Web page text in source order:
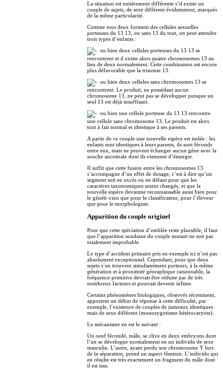
La situation est entièrement différente s’il existe un
couple de sujets, de sexe différent évidemment, marqués
de la même particularité.
Comme tous deux forment des cellules sexuelles
porteuses du 13 13, ou sans 13 du tout, on peut attendre
trois types d’enfants :
ou bien deux cellules porteuses du 13 13 se
rencontrent et il existe alors quatre chromosomes 13 au
lieu de deux normalement. Cette combinaison est encore
plus défavorable que la trisomie 13.
ou bien deux cellules sans chromosomes 13 se
rencontrent. Le produit, ne possédant aucun
chromosome 13, ne peut pas se développer puisque un
seul 13 est déjà insuffisant.
ou bien une cellule porteuse du 13 13 rencontre
une cellule sans chromosome 13. Le produit est alors
tout à fait normal et identique à ses parents.
A partir de ce couple une nouvelle espèce est isolée : les
enfants sont identiques à leurs parents, ils sont féconds
entre eux, mais ne peuvent échanger aucun gène avec la
souche ancestrale dont ils viennent d’émerger.
Il suffit que cette fusion entre les chromosomes 13
s’accompagne d’un effet de dosage, c’est à dire qu’un
segment soit en excès ou en défaut pour que les
caractères taxonomiques soient changés, et que la
nouvelle espèce devienne reconnaissable aussi bien pour
le généti¬cien que pour le classificateur, pour l’éleveur
que pour le morphologiste.
Apparition du couple originel
Pour que cette spéciation d’emblée reste plausible, il faut
que l’apparition soudaine du couple mutant ne soit pas
totalement improbable.
Le type d’accident primaire pris en exemple ici n’est pas
absolument exceptionnel. Cependant, pour que deux
sujets s’en trouvent simultanément porteurs, à la même
génération et à proximité géoraphique raisonnable, la
fréquence primitive devrait être réduite par de très
nombreux facteurs et pourrait devenir infime.
Certains phénomènes biologiques, observés récemment,
apportent un début de réponse à cette difficulté, par
exemple, l’existence de couples de jumeaux identiques
mais de sexe différent (monozygotisme hétérocaryote).
Le mécanisme en est le suivant :
Un oeuf fécondé, mâle, se clive en deux embryons dont
l’un se développe normalement en un individu de sexe
masculin. L’autre, ayant perdu son chromosome Y lors
de la séparation, prend un aspect féminin. L’individu qui
en résulte est très exactement un fragment du mâle dont
il est issu.